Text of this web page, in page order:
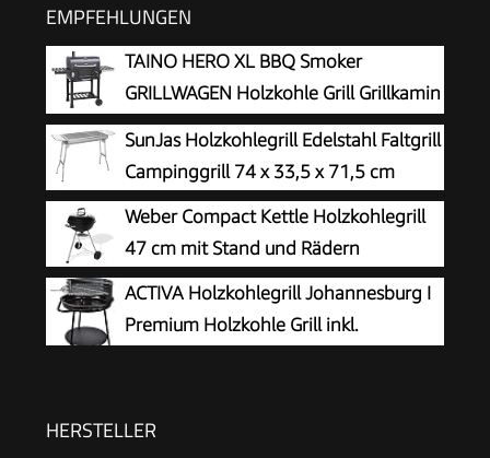
EMPFEHLUNGEN
TAINO HERO XL BBQ Smoker
GRILLWAGEN Holzkohle Grill Grillkamin
Standgrill Räucherofen Zubehör
SunJas Holzkohlegrill Edelstahl Faltgrill
Campinggrill 74 x 33,5 x 71,5 cm
Weber Compact Kettle Holzkohlegrill
47 cm mit Stand und Rädern
ACTIVA Holzkohlegrill Johannesburg I
Premium Holzkohle Grill inkl.
Grillerlebnis I inkl. Warmhalterost
HERSTELLER